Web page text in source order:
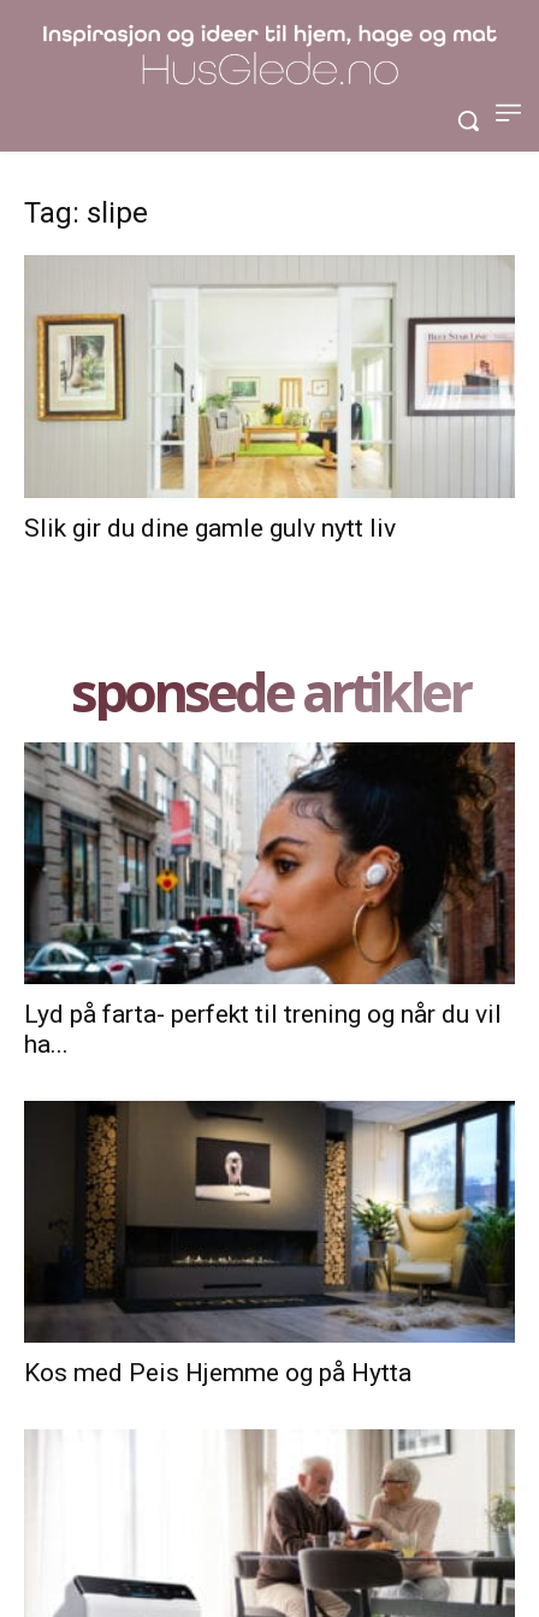
Tag: slipe
Slik gir du dine gamle gulv nytt liv
sponsede artikler
Lyd på farta- perfekt til trening og når du vil
ha...
Kos med Peis Hjemme og på Hytta